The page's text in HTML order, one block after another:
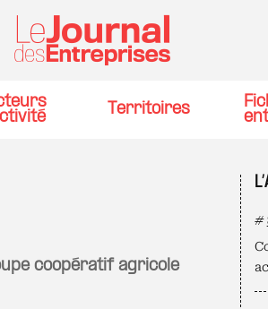
Territoires
#